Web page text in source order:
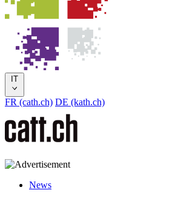
IT
FR (cath.ch) DE (kath.ch)
News